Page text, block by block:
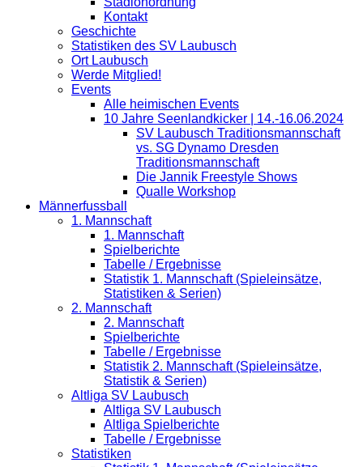
Kontakt
Geschichte
Statistiken des SV Laubusch
Ort Laubusch
Werde Mitglied!
Events
Alle heimischen Events
10 Jahre Seenlandkicker | 14.-16.06.2024
SV Laubusch Traditionsmannschaft
vs. SG Dynamo Dresden
Traditionsmannschaft
Die Jannik Freestyle Shows
Qualle Workshop
Männerfussball
1. Mannschaft
1. Mannschaft
Spielberichte
Tabelle / Ergebnisse
Statistik 1. Mannschaft (Spieleinsätze,
Statistiken & Serien)
2. Mannschaft
2. Mannschaft
Spielberichte
Tabelle / Ergebnisse
Statistik 2. Mannschaft (Spieleinsätze,
Statistik & Serien)
Altliga SV Laubusch
Altliga SV Laubusch
Altliga Spielberichte
Tabelle / Ergebnisse
Statistiken